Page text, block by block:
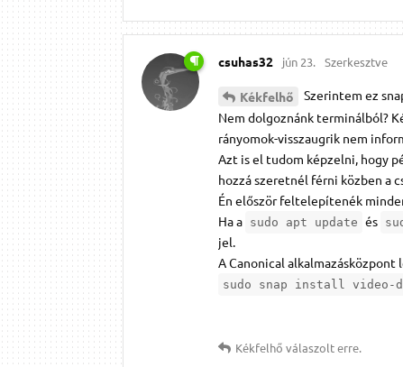
csuhas32 jún 23. Szerkesztve
Kékfelhő
Szerintem ez
Nem dolgoznánk terminálból?
rányomok-visszaugrik nem
Azt is el tudom képzelni, hogy
hozzá szeretnél férni közben a
Én először feltelepítenék
Ha a sudo apt update és
jel.
A Canonical alkalmazásközpont
sudo snap install video-
Kékfelhő válaszolt erre.